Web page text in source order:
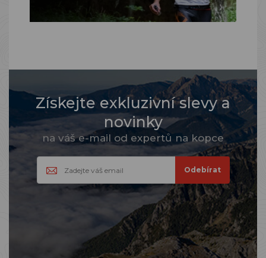
Získejte exkluzivní slevy a
novinky
na váš e-mail od expertů na kopce